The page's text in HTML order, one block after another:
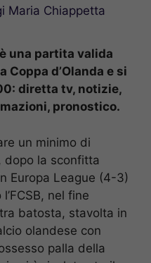
Maria Chiappetta
una partita valida
Coppa d’Olanda e si
diretta tv, notizie,
pronostico.
un minimo di
dopo la sconfitta
Europa League (4-3)
nel fine
batosta, stavolta in
olandese con
palla della